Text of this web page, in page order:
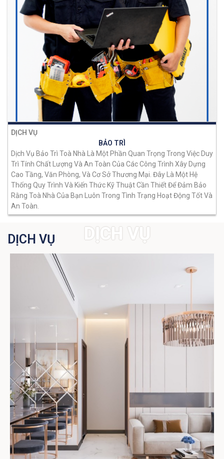
DỊCH VỤ
BẢO TRÌ
Dịch Vụ Bảo Trì Toà Nhà Là Một Phần Quan Trọng Trong Việc Duy
Trì Tính Chất Lượng Và An Toàn Của Các Công Trình Xây Dựng
Cao Tầng, Văn Phòng, Và Cơ Sở Thương Mại. Đây Là Một Hệ
Thống Quy Trình Và Kiến Thức Kỹ Thuật Cần Thiết Để Đảm Bảo
Rằng Toà Nhà Của Bạn Luôn Trong Tình Trạng Hoạt Động Tốt Và
An Toàn.
DỊCH VỤ